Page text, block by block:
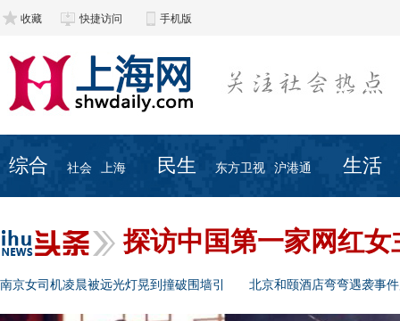
收藏 快捷访问 手机版
综合 社会 上海 民生 东方卫视 沪港通 生活
探访中国第一家网红
南京女司机凌晨被远光灯晃到撞破围墙引 北京和颐酒店弯弯遇袭事